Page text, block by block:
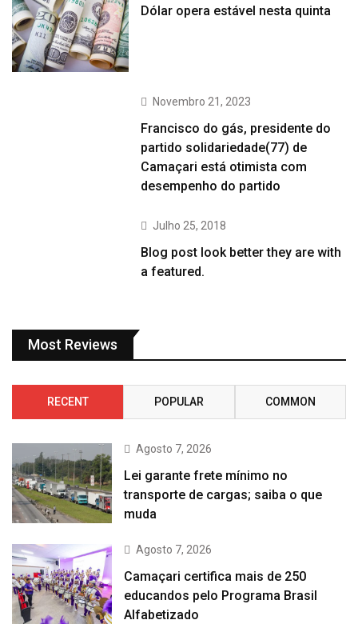
Dólar opera estável nesta quinta
Novembro 21, 2023
Francisco do gás, presidente do
partido solidariedade(77) de
Camaçari está otimista com
desempenho do partido
Julho 25, 2018
Blog post look better they are with
a featured.
Most Reviews
RECENT POPULAR COMMON
Agosto 7, 2026
Lei garante frete mínimo no
transporte de cargas; saiba o que
muda
Agosto 7, 2026
Camaçari certifica mais de 250
educandos pelo Programa Brasil
Alfabetizado